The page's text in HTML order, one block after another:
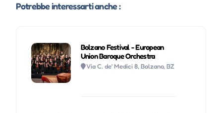
Potrebbe interessarti anche :
Bolzano Festival - European
Union Baroque Orchestra
Via C. de’ Medici 8, Bolzano, BZ